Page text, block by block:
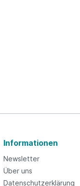
Informationen
Newsletter
Über uns
Datenschutzerklärung